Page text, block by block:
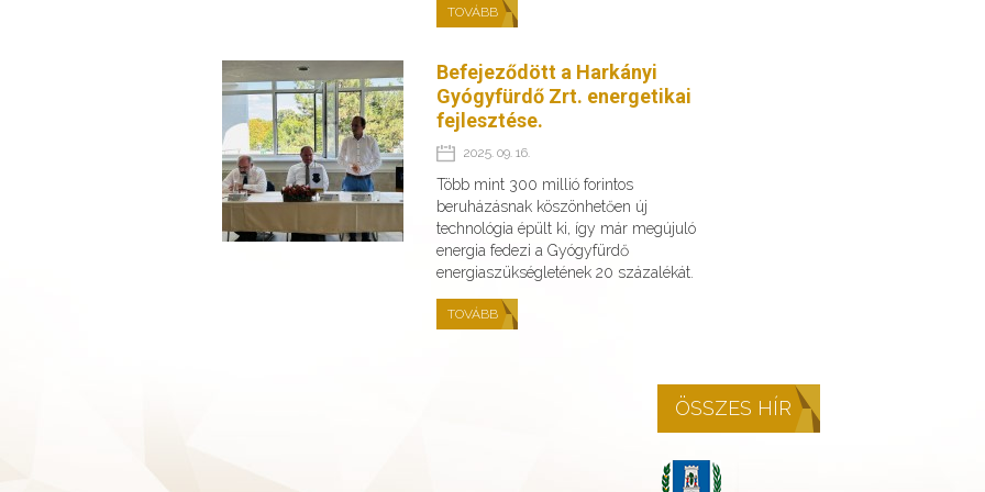
TOVÁBB
Befejeződött a Harkányi
Gyógyfürdő Zrt. energetikai
fejlesztése.
2025. 09. 16.
Több mint 300 millió forintos
beruházásnak köszönhetően új
technológia épült ki, így már megújuló
energia fedezi a Gyógyfürdő
energiaszükségletének 20 százalékát.
TOVÁBB
ÖSSZES HÍR